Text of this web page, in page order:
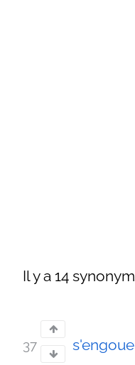
Il y a 14
37